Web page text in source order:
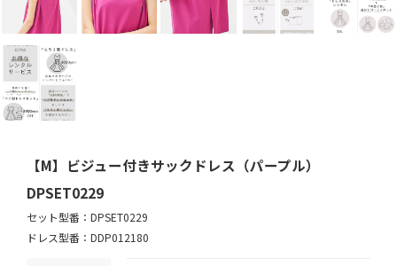
【M】ビジュー付きサックドレス（パープル）
DPSET0229
セット型番：DPSET0229
ドレス型番：DDP012180